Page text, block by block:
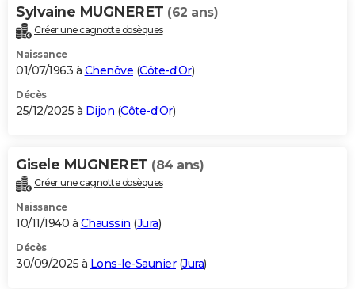
Alimentation
Guide de la santé
Maladies
Médicaments
Sommeil
VOYAGE
Destinations
City break
Voyage nature
Voyage de noces
Forum
Climat
+PHOTO
GUIDES D'ACHAT
BONS PLANS
Carte de Noël
Carte Bonne année
Carte Saint-Valentin
Carte Pâques
Carte d'anniversaire
DICTIONNAIRE
Dictionnaire
Biographies
Citations
Expressions
Proverbes
PROGRAMME TV
S'inscrire
Se connecter
Lycées
Collèges
Primaires
Universités
Entreprises
Service militaire
Avis de recherche
AVIS DE DÉCÈS
Sylvaine MUGNERET (62 ans)
Créer une cagnotte obsèques
Naissance
01/07/1963 à Chenôve (Côte-d'Or)
Décès
25/12/2025 à Dijon (Côte-d'Or)
Gisele MUGNERET (84 ans)
Créer une cagnotte obsèques
Naissance
10/11/1940 à Chaussin (Jura)
Décès
30/09/2025 à Lons-le-Saunier(Jura)